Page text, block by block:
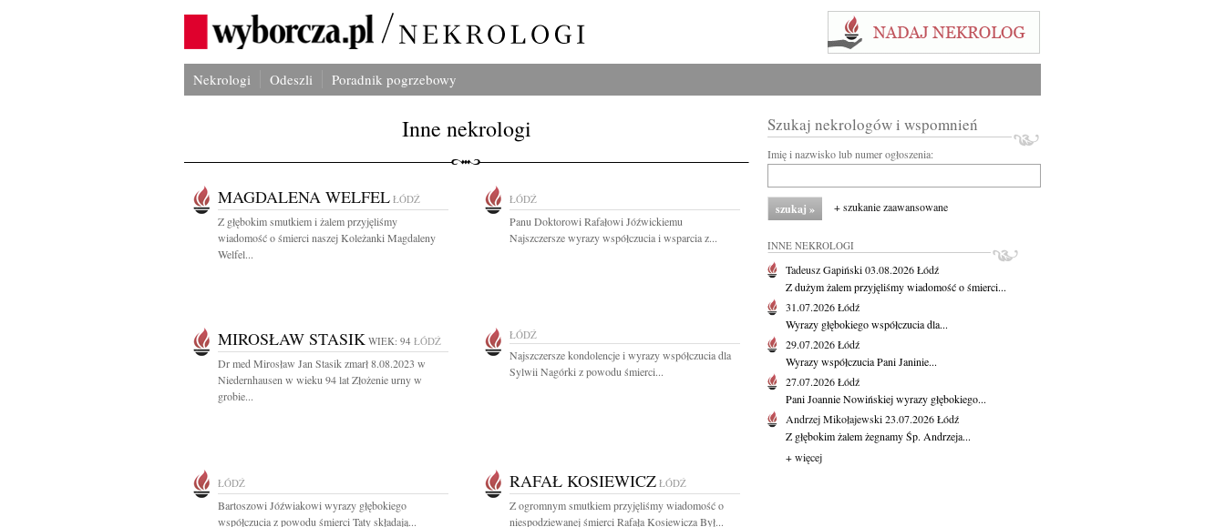
Nekrologi Odeszli Poradnik pogrzebowy
Inne nekrologi
MAGDALENA WELFEL ŁÓDŹ
Z głębokim smutkiem i żalem przyjęliśmy
wiadomość o śmierci naszej Koleżanki Magdaleny
Welfel...
ŁÓDŹ
Panu Doktorowi Rafałowi Jóźwickiemu
Najszczersze wyrazy współczucia i wsparcia z...
MIROSŁAW STASIK WIEK: 94 ŁÓDŹ
Dr med Mirosław Jan Stasik zmarł 8.08.2023 w
Niedernhausen w wieku 94 lat Złożenie urny w
grobie...
ŁÓDŹ
Najszczersze kondolencje i wyrazy współczucia dla
Sylwii Nagórki z powodu śmierci...
ŁÓDŹ
Bartoszowi Jóźwiakowi wyrazy głębokiego
współczucia z powodu śmierci Taty składają...
RAFAŁ KOSIEWICZ ŁÓDŹ
Z ogromnym smutkiem przyjęliśmy wiadomość o
niespodziewanej śmierci Rafała Kosiewicza Był...
Szukaj nekrologów i wspomnień
Imię i nazwisko lub numer ogłoszenia:
+ szukanie zaawansowane
INNE NEKROLOGI
Tadeusz Gapiński03.08.2026Łódź
Z dużym żalem przyjęliśmy wiadomość o śmierci...
31.07.2026Łódź
Wyrazy głębokiego współczucia dla...
29.07.2026Łódź
Wyrazy współczucia Pani Janinie...
27.07.2026Łódź
Pani Joannie Nowińskiej wyrazy głębokiego...
Andrzej Mikołajewski23.07.2026Łódź
Z głębokim żalem żegnamy Śp. Andrzeja...
+ więcej